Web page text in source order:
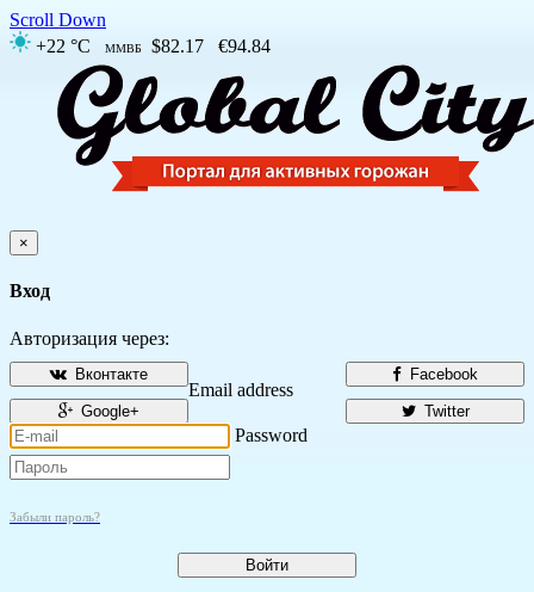
Scroll Down
+22 °C
ММВБ $82.17 €94.84
×
Вход
Авторизация через:
Facebook
Вконтакте
Twitter
Google+
Email address
Password
Забыли пароль?
Войти